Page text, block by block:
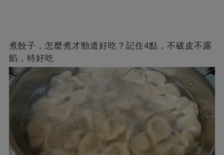
煮餃子，怎麼煮才勁道好吃？記住4點，不破皮不露
餡，特好吃